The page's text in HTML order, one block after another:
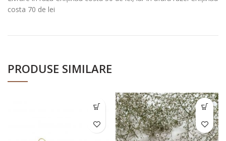
costa 70 de lei
PRODUSE SIMILARE